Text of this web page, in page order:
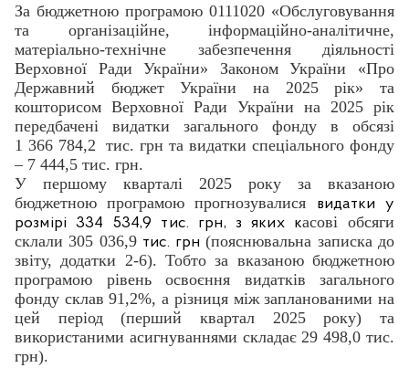
За бюджетною програмою 0111020 «Обслуговування
та організаційне, інформаційно-аналітичне,
матеріально-технічне забезпечення діяльності
Верховної Ради України» Законом України «Про
Державний бюджет України на 2025 рік» та
кошторисом Верховної Ради України на 2025 рік
передбачені видатки загального фонду в обсязі
1 366 784,2 тис. грн та видатки спеціального фонду
– 7 444,5 тис. грн.
У першому кварталі 2025 року за вказаною
бюджетною програмою прогнозувалися видатки у
розмірі 334 534,9
тис. грн, з яких касові обсяги
склали 305 036,9 тис. грн (пояснювальна записка до
звіту, додатки 2-6). Тобто за вказаною бюджетною
програмою рівень освоєння видатків загального
фонду склав 91,2%, а різниця між запланованими на
цей період (перший квартал 2025 року) та
використаними асигнуваннями складає 29 498,0 тис.
грн).